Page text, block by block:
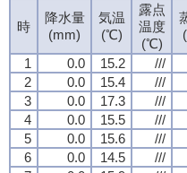
時
降水量
(mm)
気温
(℃)
露点
温度
(℃)
1
0.0 15.2 ///
2
0.0 15.4 ///
3
0.0 17.3 ///
4
0.0 15.5 ///
5
0.0 15.6 ///
6
0.0 14.5 ///
時
降水量
(mm)
気温
(℃)
露点
温度
(℃)
1
0.0 15.2 ///
2
0.0 15.4 ///
3
0.0 17.3 ///
4
0.0 15.5 ///
5
0.0 15.6 ///
6
0.0 14.5 ///
時
降水量
(mm)
気温
(℃)
露点
温度
(℃)
1
0.0 15.2 ///
2
0.0 15.4 ///
3
0.0 17.3 ///
4
0.0 15.5 ///
5
0.0 15.6 ///
6
0.0 14.5 ///
時
降水量
(mm)
気温
(℃)
露点
温度
(℃)
1
0.0 15.2 ///
2
0.0 15.4 ///
3
0.0 17.3 ///
4
0.0 15.5 ///
5
0.0 15.6 ///
6
0.0 14.5 ///